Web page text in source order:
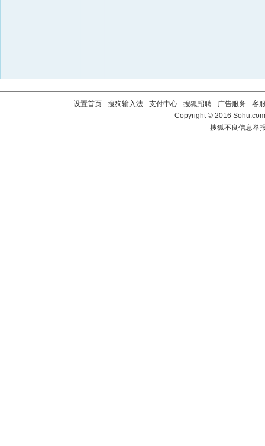
设置首页 - 搜狗输入法 - 支付中心 - 搜狐招聘 - 广告服务 - 客
Copyright©2016
搜狐不良信息举